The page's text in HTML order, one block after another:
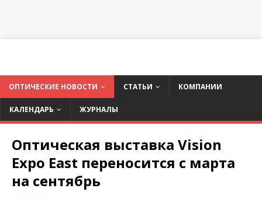
ОПТИЧЕСКИЕ НОВОСТИ СТАТЬИ КОМПАНИИ
КАЛЕНДАРЬ ЖУРНАЛЫ
Оптическая выставка Vision
Expo East переносится с марта
на сентябрь